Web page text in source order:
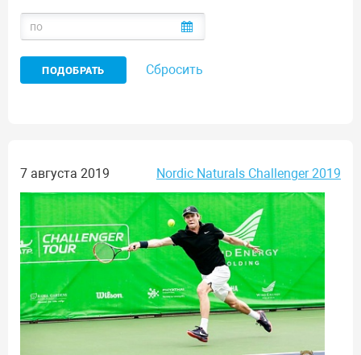
Сбросить
7 августа 2019 Nordic Naturals Challenger 2019